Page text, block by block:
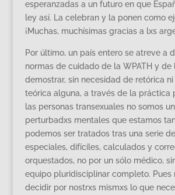
esperanzadas a un futuro en que
ley así. La celebran y la ponen como
¡Muchas, muchísimas gracias a lxs
Por último, un país entero se atreve a
normas de cuidado de la WPATH y de
demostrar, sin necesidad de retórica
teórica alguna, a través de la práctica
las personas transexuales no somos
perturbadxs mentales que estamos
podemos ser tratados tras una serie
especiales, difíciles, calculados y
orquestados, no por un sólo médico,
equipo pluridisciplinar completo. Pues
decidir por nostrxs mismxs lo que